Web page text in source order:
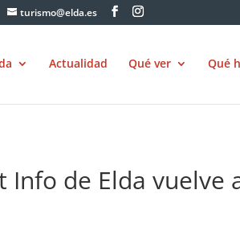
turismo@elda.es
Actualidad Qué ver Qué
Info de Elda